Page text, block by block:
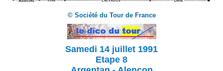
© Société du Tour de France
Samedi 14 juillet 1991
Etape 8